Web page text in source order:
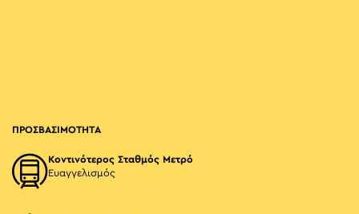
ΠΡΟΣΒΑΣΙΜΟΤΗΤΑ
Κοντινότερος Σταθμός Μετρό
Ευαγγελισμός